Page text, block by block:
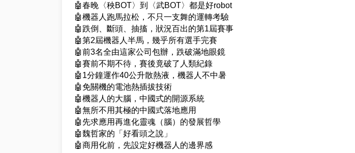
🤖春晚〈秧BOT〉到〈武BOT〉都是好robot
🤖機器人跑馬拉松，不只一支舞的運轉考驗
🤖跌倒、斷頭、抽搐，狀況百出的第1屆賽事
🤖第2屆機器人半馬，幾乎所有選手完賽
🤖前3名全由這家公司包辦，跌破滿地眼鏡
🤖賽前不期不待，賽後竟破了人類紀錄
🤖1分鐘運作40公升散熱液，機器人不中暑
🤖免關機的電池熱插拔技術
🤖機器人的大腦，中國式的開源系統
🤖無所不用其極的中國式落地應用
🤖先求應用再進化靈魂（腦）的發展哲學
🤖魏哲家的「好看頭之說」
🤖商用化前，先設定好機器人的邊界感